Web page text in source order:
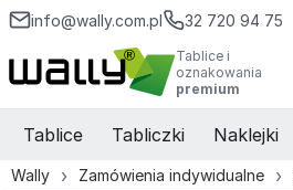
info@wally.com.pl 32 720 94 75
Tablice i
oznakowania
premium
Tablice Tabliczki Naklejki
Wally Zamówienia indywidualne